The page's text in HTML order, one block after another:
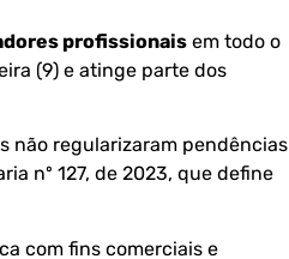
profissionais em todo o
(9) e atinge parte dos
não regularizaram pendências
nº 127, de 2023, que define
com fins comerciais e